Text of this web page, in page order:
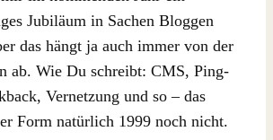
Jubiläum in Sachen Bloggen
das hängt ja auch immer von der
ab. Wie Du schreibt: CMS, Ping-
Vernetzung und so – das
Form natürlich 1999 noch nicht.